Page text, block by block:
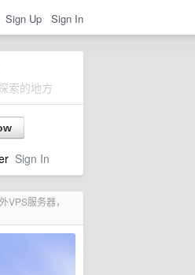
Sign Up Sign In
索的地方
Sign In
VPS服务器，